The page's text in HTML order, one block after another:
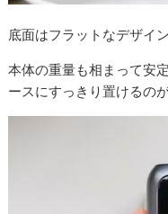
底面はフラットなデザイ
本体の重量も相まって安
ースにすっきり置けるの